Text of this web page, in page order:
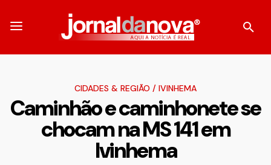
CIDADES & REGIÃO / IVINHEMA
Caminhão e caminhonete se
chocam na MS 141 em
Ivinhema